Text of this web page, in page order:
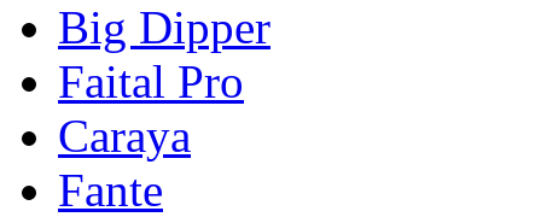
Big Dipper
Faital Pro
Caraya
Fante